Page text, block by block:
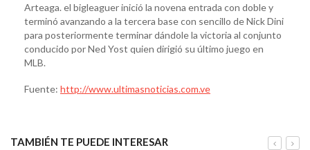
Arteaga. el bigleaguer inició la novena entrada con doble y
terminó avanzando a la tercera base con sencillo de Nick Dini
para posteriormente terminar dándole la victoria al conjunto
conducido por Ned Yost quien dirigió su último juego en
MLB.
Fuente: http://www.ultimasnoticias.com.ve
TAMBIÉN TE PUEDE INTERESAR